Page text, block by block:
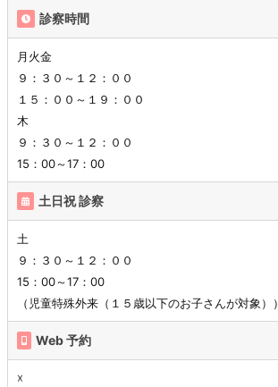
診察時間
月火金
９：３０～１２：００
１５：００～１９：００
木
９：３０～１２：００
15：00～17：00
土日祝 診察
土
９：３０～１２：００
15：00～17：00
（児童特殊外来（１５歳以下のお子さんが対象））
Web 予約
☓